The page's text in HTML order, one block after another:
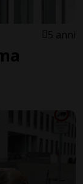
5 anni